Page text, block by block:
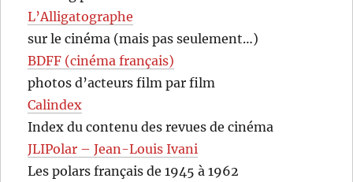
L’Alligatographe
sur le cinéma (mais pas seulement…)
BDFF (cinéma français)
photos d’acteurs film par film
Calindex
Index du contenu des revues de cinéma
JLIPolar – Jean-Louis Ivani
Les polars français de 1945 à 1962